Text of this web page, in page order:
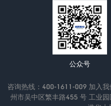
公众号
咨询热线：400-1611-009 加入
州市吴中区繁丰路455 号 工业